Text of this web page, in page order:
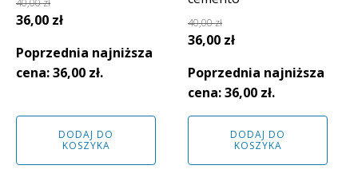
Pierwotna
wynosiła:
40,00 zł.
36,00 złAktualna
wynosi:
36,00 zł.
Poprzednia najniższa
cena:36,00 zł.
DODAJ DO
KOSZYKA
40,00zł
Pierwotna
wynosiła:
40,00 zł.
36,00 złAktualna
wynosi:
36,00 zł.
Poprzednia najniższa
cena:36,00 zł.
DODAJ DO
KOSZYKA